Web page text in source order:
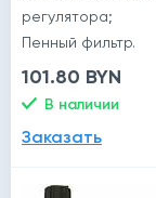
регулятора;
Пенный фильтр.
101.80 BYN
В наличии
Заказать